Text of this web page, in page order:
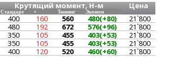
Крутящий момент, Н-м Цена
Стандарт + Тюнинг Эконом
400 160 560 480(+80)
21`800
480 192 672 576(+96)
21`800
350 105 455 403(+53)
21`800
350 105 455 403(+53)
21`800
400 120 520 460(+60) 21`800